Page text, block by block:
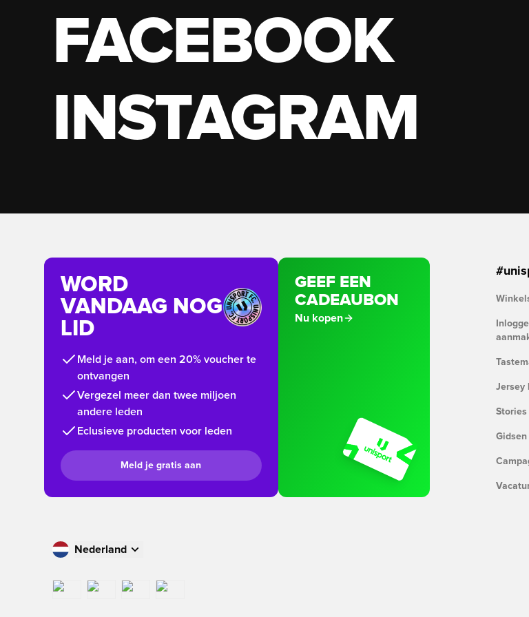
FACEBOOK
INSTAGRAM
WORD
VANDAAG NOG
LID
Meld je aan, om een 20% voucher te
ontvangen
Vergezel meer dan twee miljoen
andere leden
Eclusieve producten voor leden
Meld je gratis aan
GEEF EEN
CADEAUBON
Nu kopen
Jersey
Stories
Gidsen
Nederland